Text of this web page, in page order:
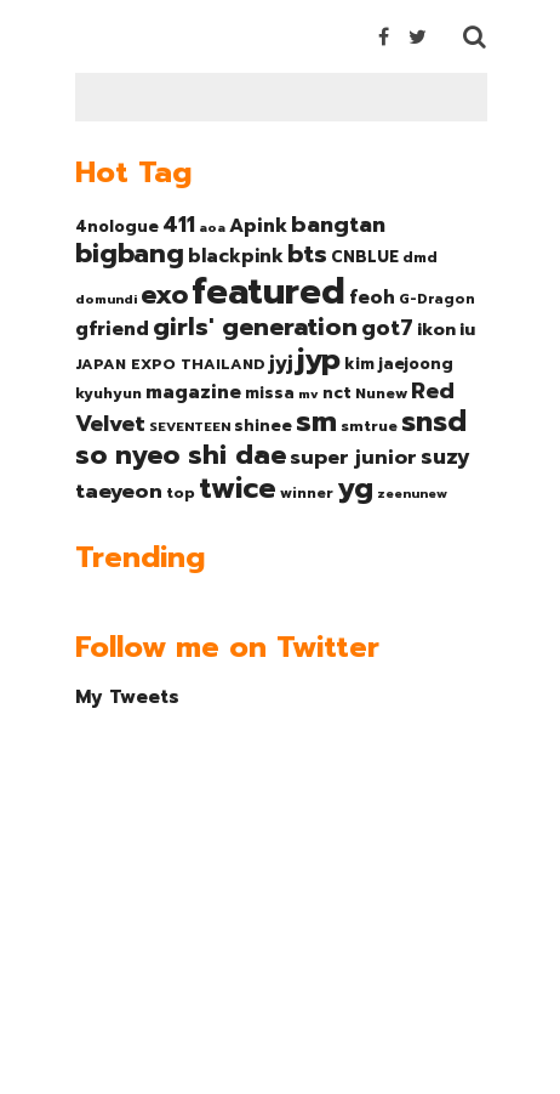
Hot Tag
4nologue 411 aoaApinkbangtan
bigbang blackpinkbts CNBLUE dmd
domundi exofeatured feoh G-Dragon
gfriend girls' generationgot7 ikoniu
JAPAN EXPO THAILAND jyjjyp kim jaejoong
kyuhyun magazine missa mv nct Nunew Red
Velvet SEVENTEEN shinee sm smtrue snsd
so nyeo shi daesuper junior suzy
taeyeon top twice winner yg zeenunew
Trending
Follow me on Twitter
My Tweets